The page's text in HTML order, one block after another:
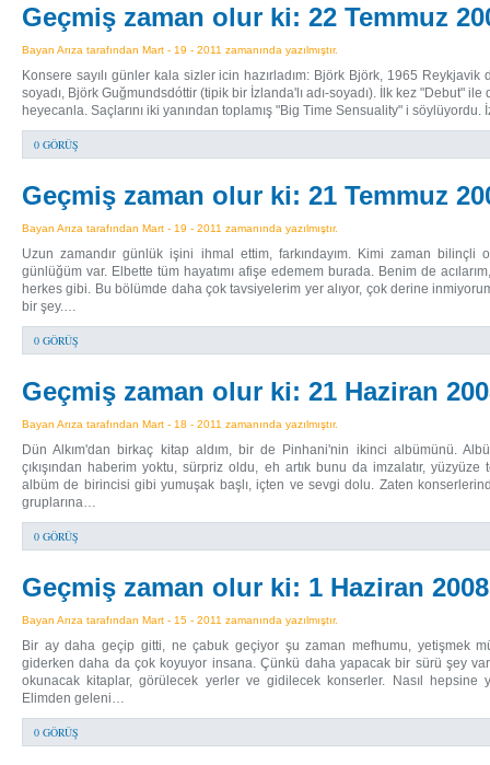
Geçmiş zaman olur ki: 22 Temmuz
Bayan Arıza tarafından Mart - 19 - 2011 zamanında yazılmıştır.
Konsere sayılı günler kala sizler icin hazırladım: Björk Björk, 1965 Reykjavik
soyadı, Björk Guğmundsdóttir (tipik bir İzlanda'lı adı-soyadı). İlk kez "Debut"
heyecanla. Saçlarını iki yanından toplamış "Big Time Sensuality" i
0 GÖRÜŞ
Geçmiş zaman olur ki: 21 Temmuz
Bayan Arıza tarafından Mart - 19 - 2011 zamanında yazılmıştır.
Uzun zamandır günlük işini ihmal ettim, farkındayım. Kimi zaman bilinçli
günlüğüm var. Elbette tüm hayatımı afişe edemem burada. Benim de
herkes gibi. Bu bölümde daha çok tavsiyelerim yer alıyor, çok derine
bir şey.…
0 GÖRÜŞ
Geçmiş zaman olur ki: 21 Haziran
Bayan Arıza tarafından Mart - 18 - 2011 zamanında yazılmıştır.
Dün Alkım'dan birkaç kitap aldım, bir de Pinhani'nin ikinci albümünü.
çıkışından haberim yoktu, sürpriz oldu, eh artık bunu da imzalatır,
albüm de birincisi gibi yumuşak başlı, içten ve sevgi dolu. Zaten
gruplarına…
0 GÖRÜŞ
Geçmiş zaman olur ki: 1 Haziran 2008
Bayan Arıza tarafından Mart - 15 - 2011 zamanında yazılmıştır.
Bir ay daha geçip gitti, ne çabuk geçiyor şu zaman mefhumu, yetişmek
giderken daha da çok koyuyor insana. Çünkü daha yapacak bir sürü şey
okunacak kitaplar, görülecek yerler ve gidilecek konserler. Nasıl hepsine
Elimden geleni…
0 GÖRÜŞ